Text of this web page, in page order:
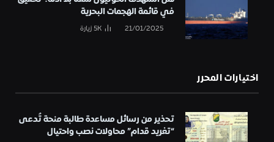
في قائمة الهجمات البحرية
21/01/2025
5Kزيارة
اختيارات المحرر
تحذير من رسائل مساعدة طالبة منحة تُدعى
“تغريد قدام” محاولات نصب واحتيال